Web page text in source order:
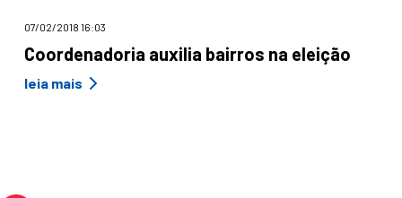
07/02/2018 16:03
Coordenadoria auxilia bairros na eleição
leia mais